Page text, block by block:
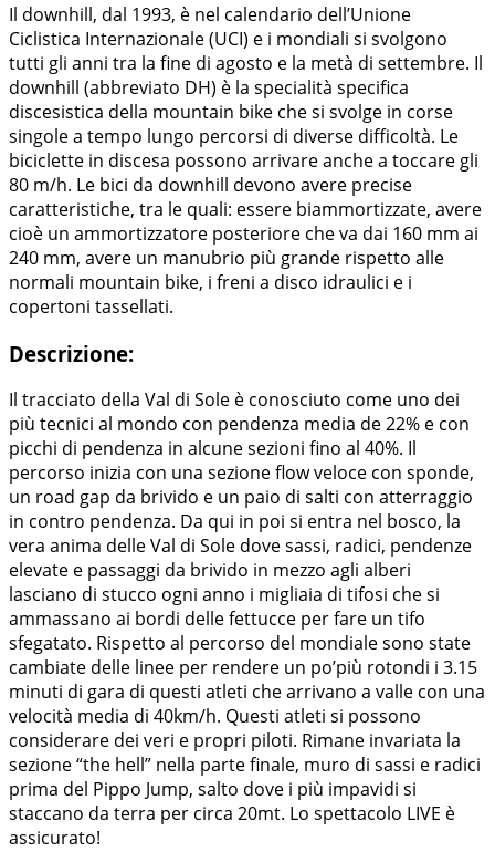
Il downhill, dal 1993, è nel calendario dell’Unione
Ciclistica Internazionale (UCI) e i mondiali si svolgono
tutti gli anni tra la fine di agosto e la metà di settembre. Il
downhill (abbreviato DH) è la specialità specifica
discesistica della mountain bike che si svolge in corse
singole a tempo lungo percorsi di diverse difficoltà. Le
biciclette in discesa possono arrivare anche a toccare gli
80 m/h. Le bici da downhill devono avere precise
caratteristiche, tra le quali: essere biammortizzate, avere
cioè un ammortizzatore posteriore che va dai 160 mm ai
240 mm, avere un manubrio più grande rispetto alle
normali mountain bike, i freni a disco idraulici e i
copertoni tassellati.
Descrizione:
Il tracciato della Val di Sole è conosciuto come uno dei
più tecnici al mondo con pendenza media de 22% e con
picchi di pendenza in alcune sezioni fino al 40%. Il
percorso inizia con una sezione flow veloce con sponde,
un road gap da brivido e un paio di salti con atterraggio
in contro pendenza. Da qui in poi si entra nel bosco, la
vera anima delle Val di Sole dove sassi, radici, pendenze
elevate e passaggi da brivido in mezzo agli alberi
lasciano di stucco ogni anno i migliaia di tifosi che si
ammassano ai bordi delle fettucce per fare un tifo
sfegatato. Rispetto al percorso del mondiale sono state
cambiate delle linee per rendere un po’più rotondi i 3.15
minuti di gara di questi atleti che arrivano a valle con una
velocità media di 40km/h. Questi atleti si possono
considerare dei veri e propri piloti. Rimane invariata la
sezione “the hell” nella parte finale, muro di sassi e radici
prima del Pippo Jump, salto dove i più impavidi si
staccano da terra per circa 20mt. Lo spettacolo LIVE è
assicurato!